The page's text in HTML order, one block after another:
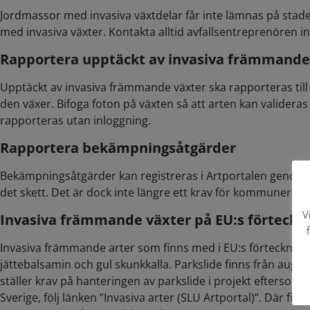
Jordmassor med invasiva växtdelar får inte lämnas på
med invasiva växter. Kontakta alltid avfallsentreprenören
Rapportera upptäckt av invasiva
Upptäckt av invasiva främmande växter ska rapporteras
den växer. Bifoga foton på växten så att arten kan
rapporteras utan inloggning.
Rapportera bekämpningsåtgärder
Bekämpningsåtgärder kan registreras i Artportalen
det skett. Det är dock inte längre ett krav för kommuner
Invasiva främmande växter på EU:s
Invasiva främmande arter som finns med i EU:s
jättebalsamin och gul skunkkalla. Parkslide finns från
ställer krav på hanteringen av parkslide i projekt eftersom
Sverige, följ länken ”Invasiva arter (SLU Artportal)”. Där